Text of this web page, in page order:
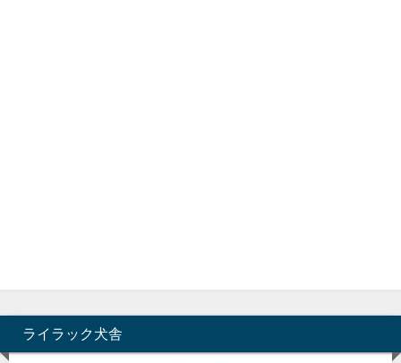
ライラック犬舎